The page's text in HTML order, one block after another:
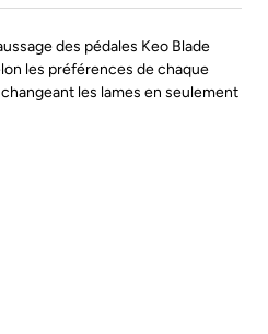
des pédales Keo Blade
les préférences de chaque
les lames en seulement